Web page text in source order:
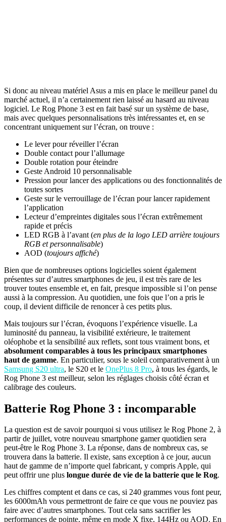
Si donc au niveau matériel Asus a mis en place le meilleur panel du
marché actuel, il n’a certainement rien laissé au hasard au niveau
logiciel. Le Rog Phone 3 est en fait basé sur un système de base,
mais avec quelques personnalisations très intéressantes et, en se
concentrant uniquement sur l’écran, on trouve :
Le lever pour réveiller l’écran
Double contact pour l’allumage
Double rotation pour éteindre
Geste Android 10 personnalisable
Pression pour lancer des applications ou des fonctionnalités de
toutes sortes
Geste sur le verrouillage de l’écran pour lancer rapidement
l’application
Lecteur d’empreintes digitales sous l’écran extrêmement
rapide et précis
LED RGB à l’avant (en plus de la logo LED arrière toujours
RGB et personnalisable)
AOD (toujours affiché)
Bien que de nombreuses options logicielles soient également
présentes sur d’autres smartphones de jeu, il est très rare de les
trouver toutes ensemble et, en fait, presque impossible si l’on pense
aussi à la compression. Au quotidien, une fois que l’on a pris le
coup, il devient difficile de renoncer à ces petits plus.
Mais toujours sur l’écran, évoquons l’expérience visuelle. La
luminosité du panneau, la visibilité extérieure, le traitement
oléophobe et la sensibilité aux reflets, sont tous vraiment bons, et
absolument comparables à tous les principaux smartphones
haut de gamme. En particulier, sous le soleil comparativement à un
Samsung S20 ultra, le S20 et le OnePlus 8 Pro, à tous les égards, le
Rog Phone 3 est meilleur, selon les réglages choisis côté écran et
calibrage des couleurs.
Batterie Rog Phone 3 : incomparable
La question est de savoir pourquoi si vous utilisez le Rog Phone 2, à
partir de juillet, votre nouveau smartphone gamer quotidien sera
peut-être le Rog Phone 3. La réponse, dans de nombreux cas, se
trouvera dans la batterie. Il existe, sans exception à ce jour, aucun
haut de gamme de n’importe quel fabricant, y compris Apple, qui
peut offrir une plus longue durée de vie de la batterie que le Rog.
Les chiffres comptent et dans ce cas, si 240 grammes vous font peur,
les 6000mAh vous permettront de faire ce que vous ne pouviez pas
faire avec d’autres smartphones. Tout cela sans sacrifier les
performances de pointe, même en mode X fixe, 144Hz ou AOD. En